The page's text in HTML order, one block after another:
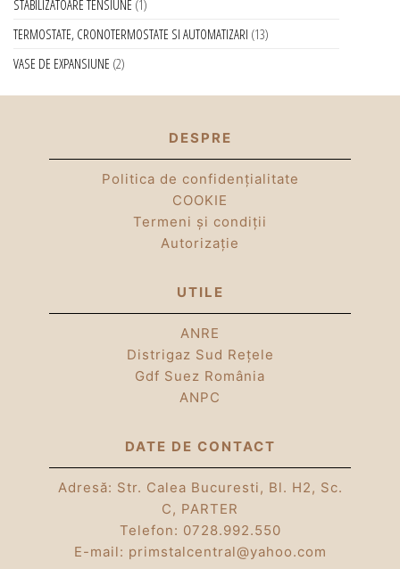
STABILIZATOARE TENSIUNE 1
TERMOSTATE, CRONOTERMOSTATE SI AUTOMATIZARI 13
VASE DE EXPANSIUNE 2
DESPRE
Politica de confidențialitate
COOKIE
Termeni și condiții
Autorizație
UTILE
ANRE
Distrigaz Sud Rețele
Gdf Suez România
ANPC
DATE DE CONTACT
Adresă: Str. Calea Bucuresti, Bl. H2, Sc.
C, PARTER
Telefon: 0728.992.550
E-mail: primstalcentral@yahoo.com